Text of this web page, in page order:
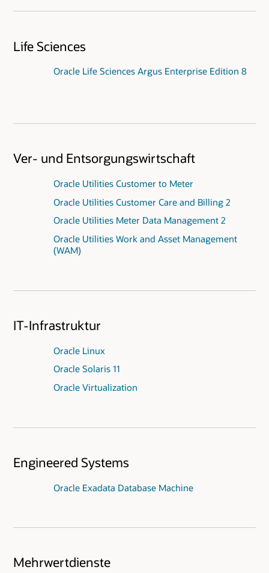
Life Sciences
Oracle Life Sciences Argus Enterprise Edition 8
Ver- und Entsorgungswirtschaft
Oracle Utilities Customer to Meter
Oracle Utilities Customer Care and Billing 2
Oracle Utilities Meter Data Management 2
Oracle Utilities Work and Asset Management
(WAM)
IT-Infrastruktur
Oracle Linux
Oracle Solaris 11
Oracle Virtualization
Engineered Systems
Oracle Exadata Database Machine
Mehrwertdienste